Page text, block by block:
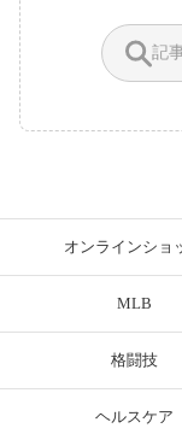
オンラインショ
MLB
格闘技
ヘルスケア